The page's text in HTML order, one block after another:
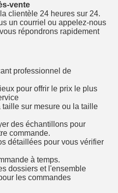
vente
clientèle 24 heures sur 24.
un courriel ou appelez-nous
répondrons rapidement
professionnel de
pour offrir le prix le plus
sur mesure ou la taille
des échantillons pour
commande.
détaillées pour vous vérifier
à temps.
dossiers et l'ensemble
les commandes